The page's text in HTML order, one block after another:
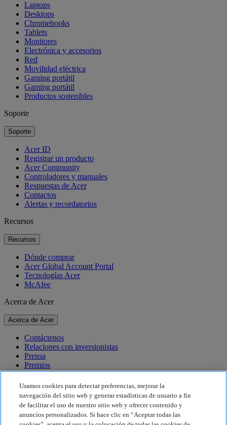
Laptops
Desktops
Chromebooks
Tablets
Monitores
Electrónica y accesorios
Red
Movilidad eléctrica
Gaming portátil
Gaming portátil
Productos sostenibles
Soporte
Soporte
Acer ID
Registrar un producto
Acer Community
Controladores y manuales
Respuestas de Acer
Contactos
Alertas y recordatorios
Recursos
Recursos
Dónde comprar
Acer Global Account Portal
Tecnologías Acer
McAfee
Acerca de Acer
Acerca de Acer
Contáctenos
Relaciones con inversionistas
Prensa
Premios
Eventos
Sostenibilidad
Sostenibilidad
Usamos cookies para detectar preferencias, mejorar la
navegación del sitio web y generar estadísticas de usuario a fin
de facilitar el uso de nuestro sitio web y ofrecer contenido y
anuncios personalizados. Si hace clic en “Aceptar todas las